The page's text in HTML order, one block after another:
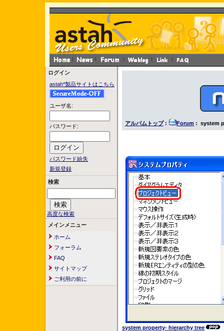
ログイン
astah*製品サイトはこちら
ユーザ名:
パスワード:
パスワード紛失
新規登録
検索
高度な検索
メインメニュー
ホーム
フォーラム
FAQ
サイトマップ
ご利用の前に
アルバムトップ: Forum : system
system property- hierarchy tree